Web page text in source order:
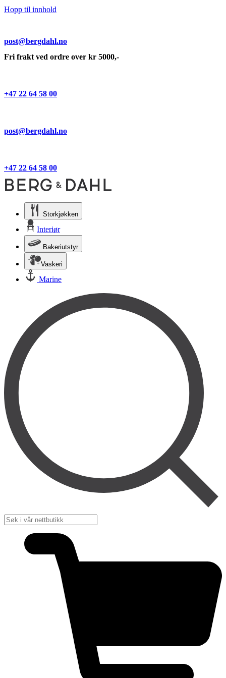
Hopp til innhold
post@bergdahl.no
Fri frakt ved ordre over kr 5000,-
+47 22 64 58 00
post@bergdahl.no
+47 22 64 58 00
Storkjøkken
Interiør
Bakeriutstyr
Vaskeri
Marine